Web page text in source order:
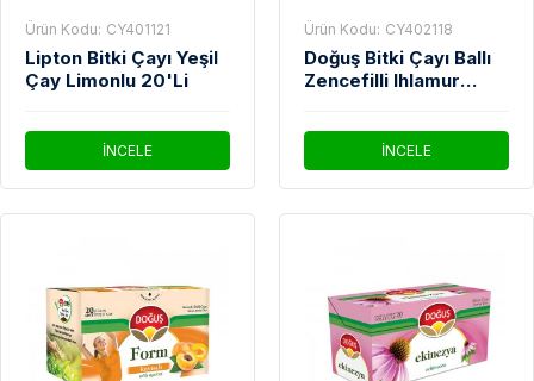
Ürün Kodu: CY401121
Lipton Bitki Çayı Yeşil
Çay Limonlu 20'Li
İNCELE
Ürün Kodu: CY402118
Doğuş Bitki Çayı Ballı
Zencefilli Ihlamur
İNCELE